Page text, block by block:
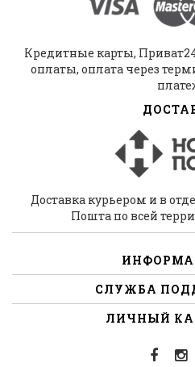
Кредитные карты,
оплаты, оплата через
Доставка курьером и в
Пошта по всей
СЛУЖБА
ЛИЧНЫЙ